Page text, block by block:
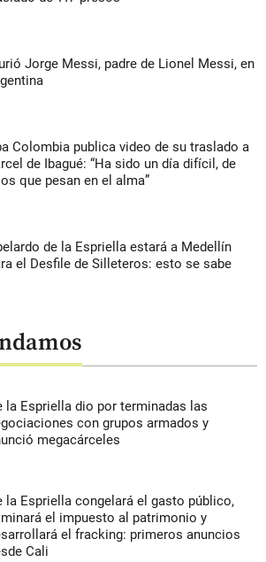
Jorge Messi, padre de Lionel Messi, en
Colombia publica video de su traslado a
de Ibagué: “Ha sido un día difícil, de
que pesan en el alma”
de la Espriella estará a Medellín
el Desfile de Silleteros: esto se sabe
la Espriella dio por terminadas las
con grupos armados y
megacárceles
la Espriella congelará el gasto público,
el impuesto al patrimonio y
el fracking: primeros anuncios
Cali